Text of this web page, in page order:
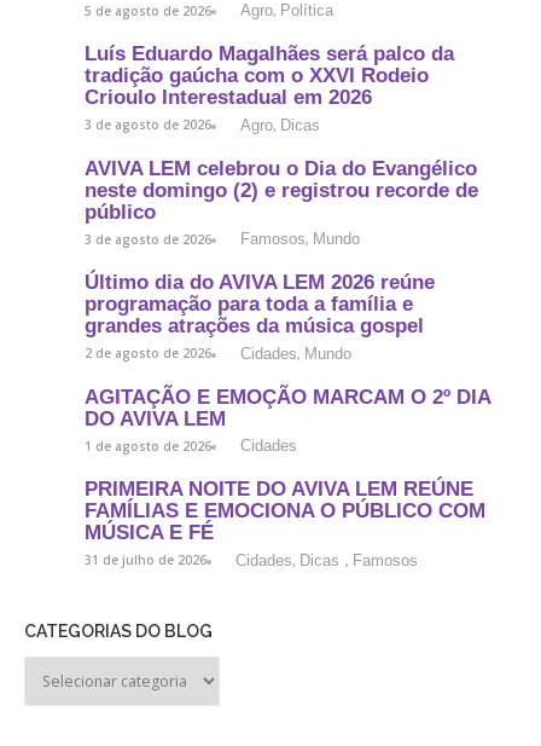
5 de agosto de 2026 Agro, Política
Luís Eduardo Magalhães será palco da
tradição gaúcha com o XXVI Rodeio
Crioulo Interestadual em 2026
3 de agosto de 2026 Agro, Dicas
AVIVA LEM celebrou o Dia do Evangélico
neste domingo (2) e registrou recorde de
público
3 de agosto de 2026 Famosos, Mundo
Último dia do AVIVA LEM 2026 reúne
programação para toda a família e
grandes atrações da música gospel
2 de agosto de 2026 Cidades, Mundo
AGITAÇÃO E EMOÇÃO MARCAM O 2º DIA
DO AVIVA LEM
1 de agosto de 2026 Cidades
PRIMEIRA NOITE DO AVIVA LEM REÚNE
FAMÍLIAS E EMOCIONA O PÚBLICO COM
MÚSICA E FÉ
31 de julho de 2026 Cidades, Dicas , Famosos
CATEGORIAS DO BLOG